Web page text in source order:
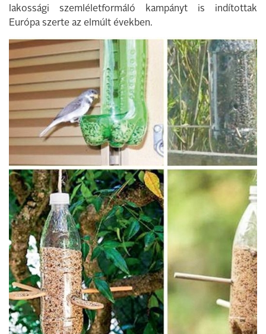
lakossági szemléletformáló kampányt is indítottak
Európa szerte az elmúlt években.